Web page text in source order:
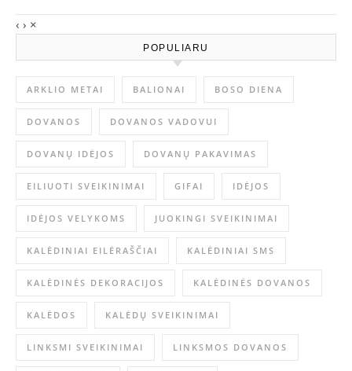
‹ › ×
POPULIARU
ARKLIO METAI BALIONAI BOSO DIENA
DOVANOS DOVANOS VADOVUI
DOVANŲ IDĖJOS DOVANŲ PAKAVIMAS
EILIUOTI SVEIKINIMAI GIFAI IDĖJOS
IDĖJOS VELYKOMS JUOKINGI SVEIKINIMAI
KALĖDINIAI EILĖRAŠČIAI KALĖDINIAI SMS
KALĖDINĖS DEKORACIJOS KALĖDINĖS DOVANOS
KALĖDOS KALĖDŲ SVEIKINIMAI
LINKSMI SVEIKINIMAI LINKSMOS DOVANOS